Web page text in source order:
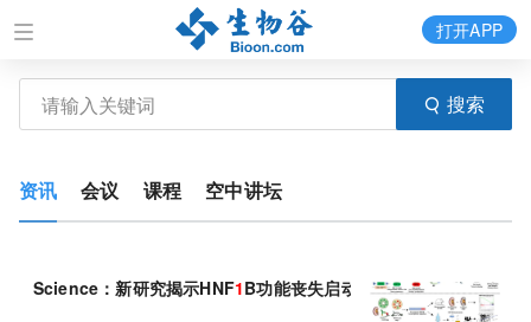
搜索
打开APP
资讯 会议 课程 空中讲坛
Science：新研究揭示HNF1B功能丧失启动并维持慢性肾病的自